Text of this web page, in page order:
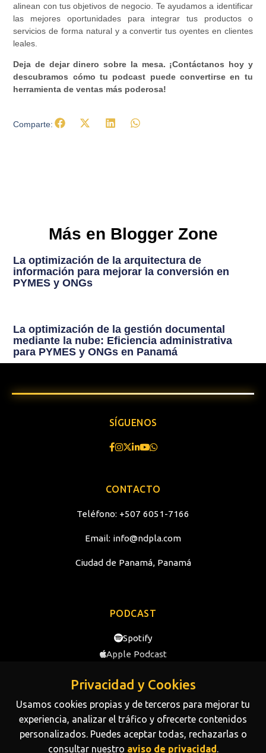
alinean con tus objetivos de negocio. Te ayudamos a identificar
las mejores oportunidades para integrar tus productos o
servicios de forma natural y a convertir tus oyentes en clientes
leales.
Deja de dejar dinero sobre la mesa. ¡Contáctanos hoy y
descubramos cómo tu podcast puede convertirse en tu
herramienta de ventas más poderosa!
Comparte:
Más en Blogger Zone
La optimización de la arquitectura de
información para mejorar la conversión en
PYMES y ONGs
La optimización de la gestión documental
mediante la nube: Eficiencia administrativa
para PYMES y ONGs en Panamá
SÍGUENOS
CONTACTO
Teléfono: +507 6051-7166
Email: info@ndpla.com
Ciudad de Panamá, Panamá
PODCAST
Spotify
Apple Podcast
SOBRE NOSOTROS
Conoce más sobre la trayectoria y el equipo de NDP
Privacidad y Cookies
Usamos cookies propias y de terceros para mejorar tu
experiencia, analizar el tráfico y ofrecerte contenidos
personalizados. Puedes aceptar todas, rechazarlas o
consultar nuestro aviso de privacidad.